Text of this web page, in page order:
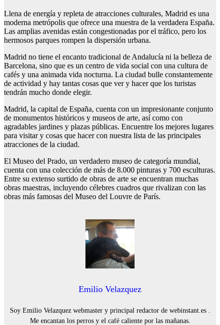
Llena de energía y repleta de atracciones culturales, Madrid es una
moderna metrópolis que ofrece una muestra de la verdadera España.
Las amplias avenidas están congestionadas por el tráfico, pero los
hermosos parques rompen la dispersión urbana.
Madrid no tiene el encanto tradicional de Andalucía ni la belleza de
Barcelona, sino que es un centro de vida social con una cultura de
cafés y una animada vida nocturna. La ciudad bulle constantemente
de actividad y hay tantas cosas que ver y hacer que los turistas
tendrán mucho donde elegir.
Madrid, la capital de España, cuenta con un impresionante conjunto
de monumentos históricos y museos de arte, así como con
agradables jardines y plazas públicas. Encuentre los mejores lugares
para visitar y cosas que hacer con nuestra lista de las principales
atracciones de la ciudad.
El Museo del Prado, un verdadero museo de categoría mundial,
cuenta con una colección de más de 8.000 pinturas y 700 esculturas.
Entre su extenso surtido de obras de arte se encuentran muchas
obras maestras, incluyendo célebres cuadros que rivalizan con las
obras más famosas del Museo del Louvre de París.
Emilio Velazquez
Soy Emilio Velazquez webmaster y principal redactor de webinstant.es .
Me encantan los perros y el café caliente por las mañanas.